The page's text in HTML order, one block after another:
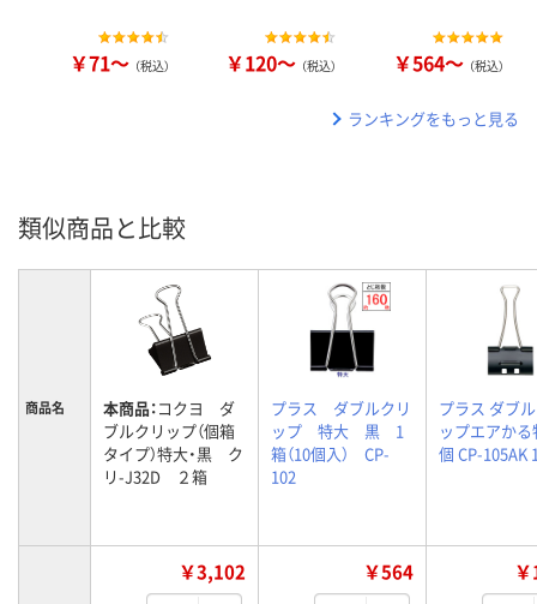
￥71～ （税込） ￥120～ （税込） ￥564～ （税込）
ランキングをもっと見る
類似商品と比較
商品名 本商品：コクヨ ダ
ブルクリップ（個箱
タイプ）特大・黒 ク
リ-J32D ２箱
プラス ダブルクリ
ップ 特大 黒 1
箱（10個入） CP-
102
プラス ダブ
ップエアか
個 CP-105AK
￥3,102 ￥564